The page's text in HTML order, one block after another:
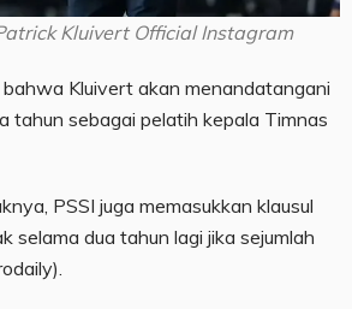
Kluivert Official Instagram
Kluivert akan menandatangani
tahun sebagai pelatih kepala Timnas
PSSI juga memasukkan klausul
selama dua tahun lagi jika sejumlah